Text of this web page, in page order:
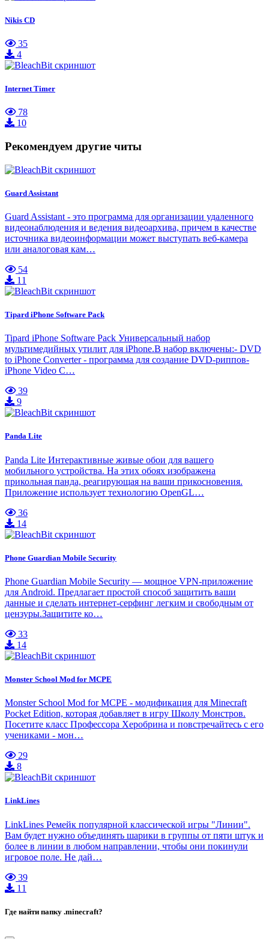
Nikis CD
35
4
Internet Timer
78
10
Рекомендуем другие читы
Guard Assistant
Guard Assistant - это программа для организации удаленного
видеонаблюдения и ведения видеоархива, причем в качестве
источника видеоинформации может выступать веб-камера
или аналоговая кам…
54
11
Tipard iPhone Software Pack
Tipard iPhone Software Pack Универсальный набор
мультимедийных утилит для iPhone.В набор включены:- DVD
to iPhone Converter - программа для создание DVD-риппов-
iPhone Video C…
39
9
Panda Lite
Panda Lite Интерактивные живые обои для вашего
мобильного устройства. На этих обоях изображена
прикольная панда, реагирующая на ваши прикосновения.
Приложение использует технологию OpenGL…
36
14
Phone Guardian Mobile Security
Phone Guardian Mobile Security — мощное VPN-приложение
для Android. Предлагает простой способ защитить ваши
данные и сделать интернет-серфинг легким и свободным от
цензуры.Защитите ко…
33
14
Monster School Mod for MCPE
Monster School Mod for MCPE - модификация для Minecraft
Pocket Edition, которая добавляет в игру Школу Монстров.
Посетите класс Профессора Херобрина и повстречайтесь с его
учениками - мон…
29
8
LinkLines
LinkLines Ремейк популярной классической игры "Линии".
Вам будет нужно объединять шарики в группы от пяти штук и
более в линии в любом направлении, чтобы они покинули
игровое поле. Не дай…
39
11
Где найти папку .minecraft?